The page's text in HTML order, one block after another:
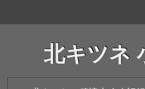
北キツネ